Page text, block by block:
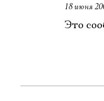
18 июня
Это